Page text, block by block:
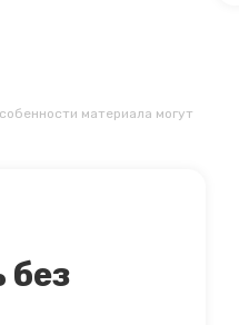
материала могут
без